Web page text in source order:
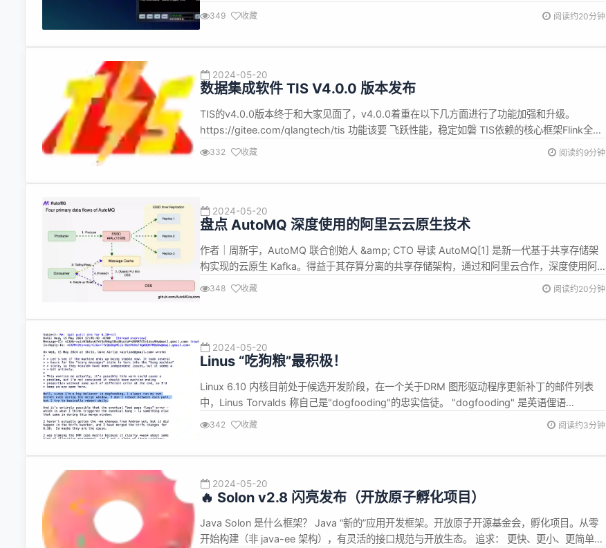
Windows 版本的源代码，并邀请全球开发者参与贡献 —— 为 Windows 用户打造完美播放
349 收藏 阅读约20分钟
2024-05-20
数据集成软件 TIS V4.0.0 版本发布
TIS的v4.0.0版本终于和大家见面了，v4.0.0着重在以下几方面进行了功能加强和升级。
https://gitee.com/qlangtech/tis 功能该要 飞跃性能，稳定如磐 TIS依赖的核心框架Flink全面
升级到了1.18版本，同时配套的Flink-CDC也升级至3.0.1版本，这意味着TIS在处理大数据量时
332 收藏 阅读约9分钟
2024-05-20
盘点 AutoMQ 深度使用的阿里云云原生技术
作者｜周新宇，AutoMQ 联合创始人 &amp; CTO 导读 AutoMQ[1] 是新一代基于共享存储架
构实现的云原生 Kafka。得益于其存算分离的共享存储架构，通过和阿里云合作，深度使用阿
里云可靠、先进的云服务如对象存储OSS、块存储 ESSD、弹性伸缩ESS以及抢占式实例实现
348 收藏 阅读约20分钟
2024-05-20
Linus “吃狗粮”最积极！
Linux 6.10 内核目前处于候选开发阶段，在一个关于DRM 图形驱动程序更新补丁的邮件列表
中，Linus Torvalds 称自己是"dogfooding"的忠实信徒。 "dogfooding" 是英语俚语
——"Eating your own dog food"的略称（直译为“吃你自家的狗粮”），常用于描述公司（尤
342 收藏 阅读约3分钟
2024-05-20
🔥 Solon v2.8 闪亮发布（开放原子孵化项目）
Java Solon 是什么框架？ Java “新的”应用开发框架。开放原子开源基金会，孵化项目。从零
开始构建（非 java-ee 架构），有灵活的接口规范与开放生态。 追求： 更快、更小、更简单